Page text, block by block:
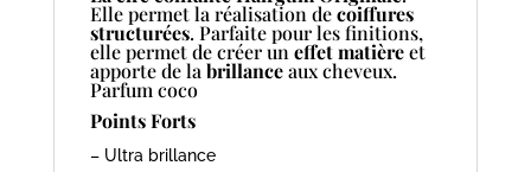
Elle permet la réalisation decoiffures
structurées. Parfaite pour les finitions,
elle permet de créer uneffet matièreet
apporte de labrillanceaux cheveux.
Parfum coco
Points Forts
– Ultra brillance